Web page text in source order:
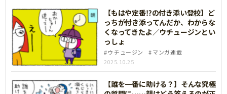
【もはや定番⁉の付き添い登校】ど
っちが付き添ってんだか、わからな
くなってきたよ／ウチュージンとい
っしょ
ウチュージン
マンガ連載
2025.10.25
【誰を一番に助ける？】そんな究極